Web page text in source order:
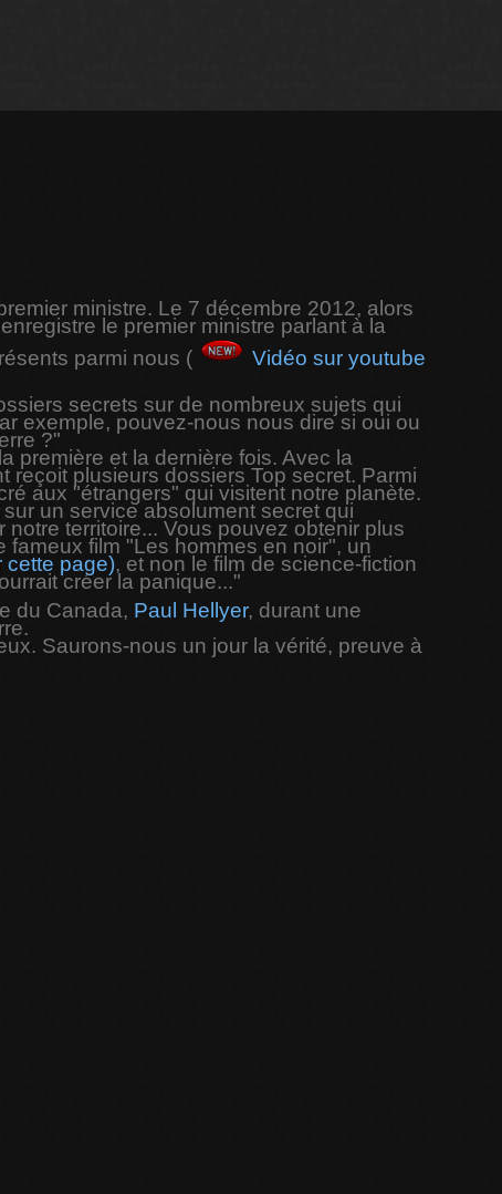
ministre. Le 7 décembre 2012, alors
le premier ministre parlant à la
parmi nous (
Vidéo sur youtube
secrets sur de nombreux sujets qui
exemple, pouvez-nous nous dire si oui ou
?"
première et la dernière fois. Avec la
reçoit plusieurs dossiers Top secret. Parmi
aux "étrangers" qui visitent notre planète.
un service absolument secret qui
territoire... Vous pouvez obtenir plus
film "Les hommes en noir", un
cette page), et non le film de science-fiction
créer la panique..."
du Canada, Paul Hellyer, durant une
Saurons-nous un jour la vérité, preuve à